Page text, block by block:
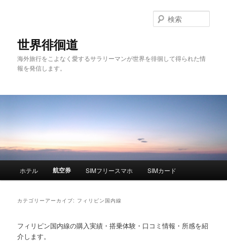
世界徘徊道
海外旅行をこよなく愛するサラリーマンが世界を徘徊して得られた情
報を発信します。
索
メ
コ
サ
ン
ホテル 航空券 SIMフリースマホ SIMカード
カテゴリーアーカイブ: フィリピン国内線
フィリピン国内線の購入実績・搭乗体験・口コミ情報・所感を紹
介します。